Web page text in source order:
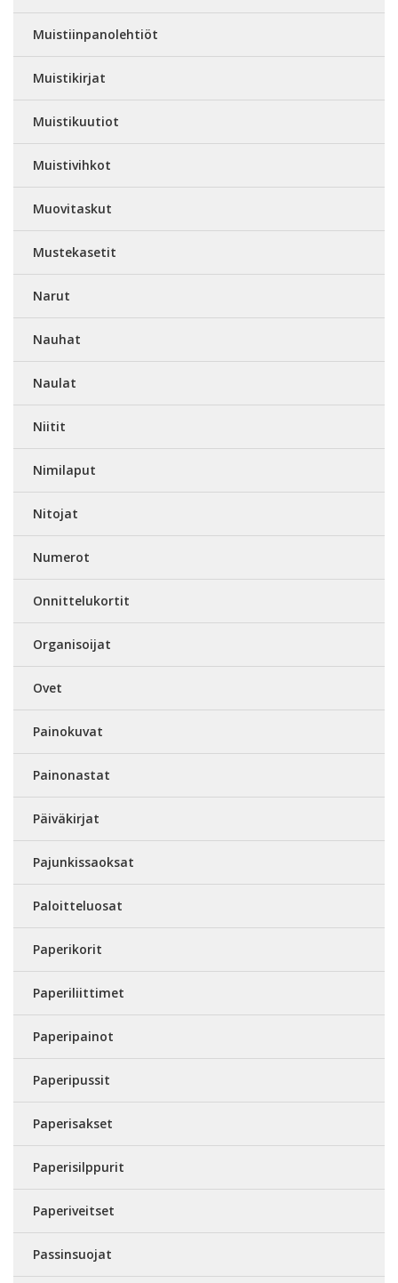
Muistiinpanolehtiöt
Muistikirjat
Muistikuutiot
Muistivihkot
Muovitaskut
Mustekasetit
Narut
Nauhat
Naulat
Niitit
Nimilaput
Nitojat
Numerot
Onnittelukortit
Organisoijat
Ovet
Painokuvat
Painonastat
Päiväkirjat
Pajunkissaoksat
Paloitteluosat
Paperikorit
Paperiliittimet
Paperipainot
Paperipussit
Paperisakset
Paperisilppurit
Paperiveitset
Passinsuojat